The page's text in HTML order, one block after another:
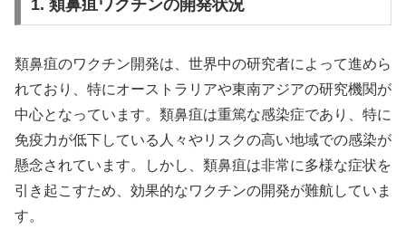
1. 類鼻疽ワクチンの開発状況
類鼻疽のワクチン開発は、世界中の研究者によって進めら
れており、特にオーストラリアや東南アジアの研究機関が
中心となっています。類鼻疽は重篤な感染症であり、特に
免疫力が低下している人々やリスクの高い地域での感染が
懸念されています。しかし、類鼻疽は非常に多様な症状を
引き起こすため、効果的なワクチンの開発が難航していま
す。